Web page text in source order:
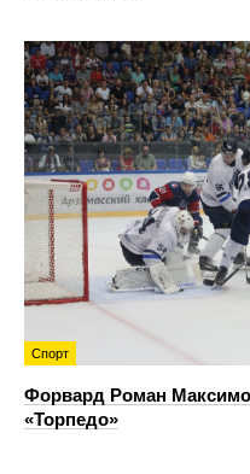
Спорт
Форвард Роман
«Торпедо»